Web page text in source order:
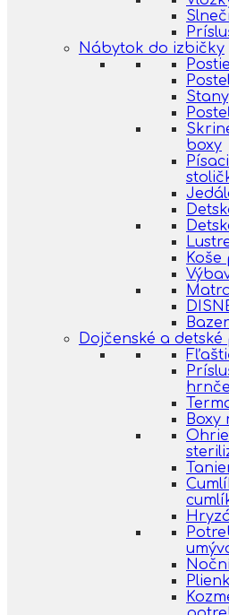
Nábytok do izbičky
boxy
Dojčenské a
Boxy